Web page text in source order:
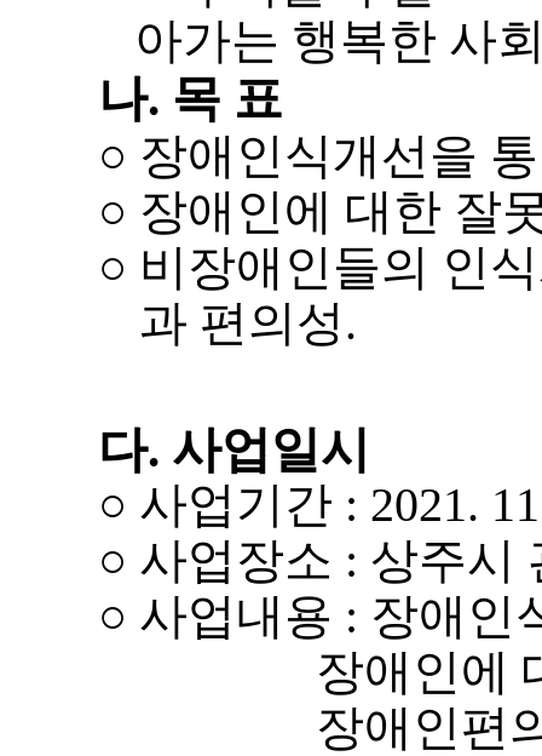
아가는 행복한 사
나. 목 표
○ 장애인식개선을
○ 장애인에 대한 잘
○
과 편의성.
다. 사업일시
○ 사업기간 : 2021.
○ 사업장소 : 상주시
○ 사업내용 : 장애인
장애인에 대한
장애인편의시